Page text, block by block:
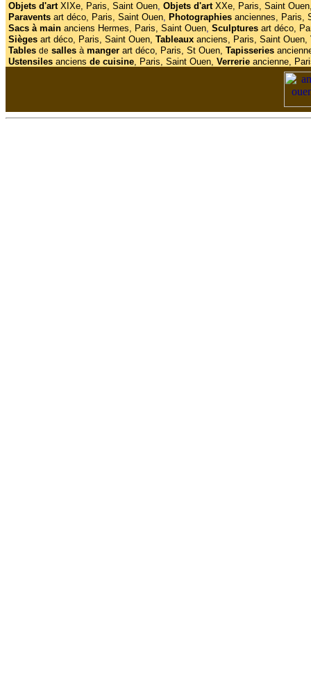
Objets d'art XIXe, Paris, Saint Ouen, Objets d'art XXe, Paris, Saint
Paravents art déco, Paris, Saint Ouen, Photographies anciennes, Paris,
Sacs à main anciens Hermes, Paris, Saint Ouen, Sculptures art déco,
Sièges art déco, Paris, Saint Ouen, Tableaux anciens, Paris, Saint Ouen,
Tables de salles àmanger art déco, Paris, St Ouen, Tapisseries
Ustensiles anciens de cuisine, Paris, Saint Ouen, Verrerie ancienne,